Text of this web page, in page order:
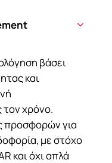
βάσει
και
χρόνο.
προσφορών για
με στόχο
και όχι απλά